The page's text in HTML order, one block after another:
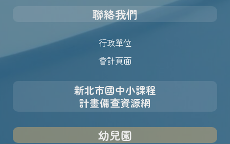
聯絡我們
行政單位
會計頁面
新北市國中小課程
計畫備查資源網
幼兒園